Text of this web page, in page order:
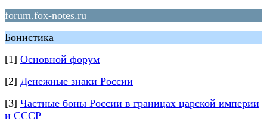
forum.fox-notes.ru
Бонистика
[1] Основной форум
[2] Денежные знаки России
[3] Частные боны России в границах царской империи
и СССР